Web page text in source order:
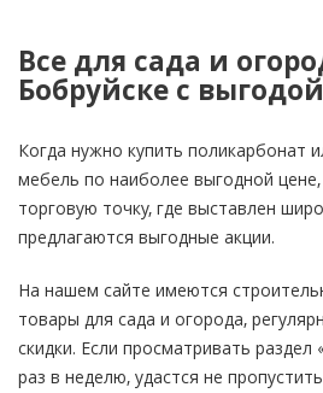
Все для сада и
Бобруйске с выгодой
Когда нужно купить поликарбонат
мебель по наиболее выгодной
торговую точку, где выставлен
предлагаются выгодные акции.
На нашем сайте имеются
товары для сада и огорода,
скидки. Если просматривать раздел
раз в неделю, удастся не